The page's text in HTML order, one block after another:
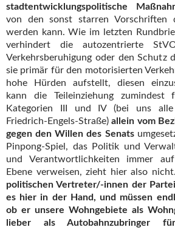
stadtentwicklungspolitische
von den sonst starren Vorschriften
werden kann. Wie im letzten
verhindert die autozentrierte
Verkehrsberuhigung oder den Schutz
sie primär für den motorisierten
hohe Hürden aufstellt, diesen
kann die Teileinziehung
Kategorien III und IV (bei uns
Friedrich-Engels-Straße)allein vom
gegen den Willen des Senats
Pinpong-Spiel, das Politik und
und Verantwortlichkeiten immer
Ebene verweisen, zieht hier also nicht.
politischen Vertreter/-innen der
es hier in der Hand, und müssen
ob er unsere Wohngebiete als
lieber als Autobahnzubringer